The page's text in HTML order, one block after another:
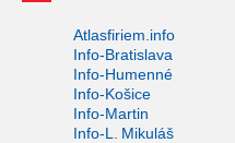
Atlasfiriem.info
Info-Bratislava
Info-Humenné
Info-Košice
Info-Martin
Info-L. Mikuláš